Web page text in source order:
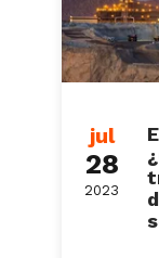
jul
28
2023